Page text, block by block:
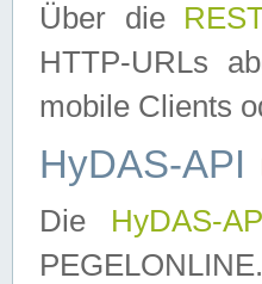
Über die
HTTP-URLs
mobile Clients
HyDAS-API
Die HyDAS-